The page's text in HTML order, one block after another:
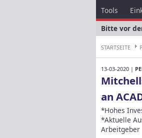
Tools
Bitte vor
STARTSEITE
13-03-2020 |
an
*Hohes
*Aktuelle
Arbeitgeber